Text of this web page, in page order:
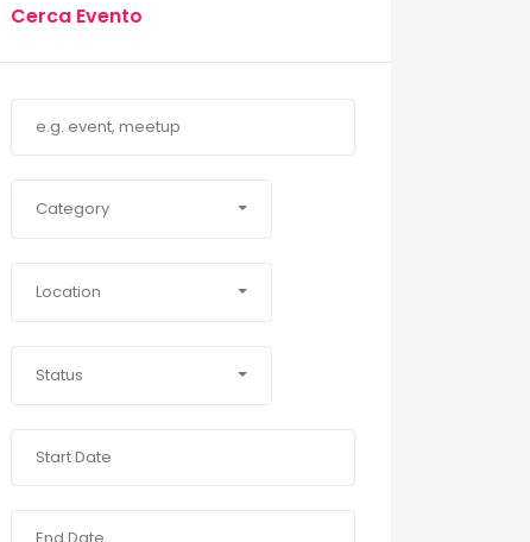
Cerca Evento
Category
Location
Status